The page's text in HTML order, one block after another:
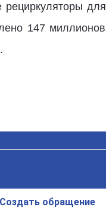
рециркуляторы для
147 миллионов
Создать обращение